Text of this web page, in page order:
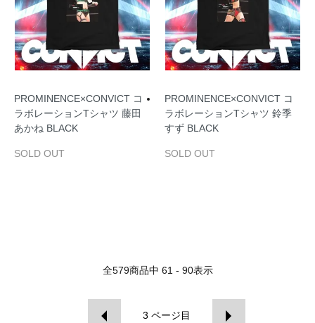
PROMINENCE×CONVICT コ
ラボレーションTシャツ 藤田
あかね BLACK
SOLD OUT
PROMINENCE×CONVICT コ
ラボレーションTシャツ 鈴季
すず BLACK
SOLD OUT
全579商品中 61 - 90表示
3 ページ目